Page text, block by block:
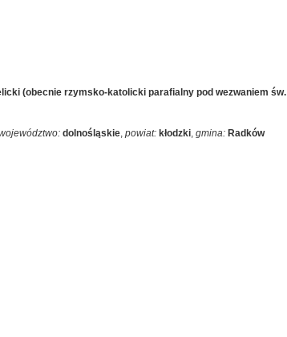
(obecnie rzymsko-katolicki parafialny pod wezwaniem św.
dolnośląskie, powiat: kłodzki, gmina: Radków